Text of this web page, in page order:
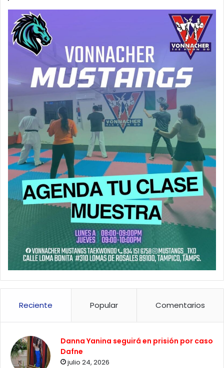
Reciente Popular Comentarios
Danna Yanina seguirá en prisión por caso
Dafne
julio 24, 2026